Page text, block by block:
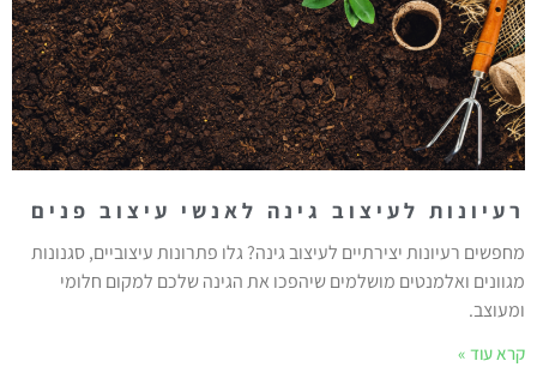
רעיונות לעיצוב גינה לאנשי עיצוב פנים
מחפשים רעיונות יצירתיים לעיצוב גינה? גלו פתרונות עיצוביים, סגנונות
מגוונים ואלמנטים מושלמים שיהפכו את הגינה שלכם למקום חלומי
ומעוצב.
קרא עוד »